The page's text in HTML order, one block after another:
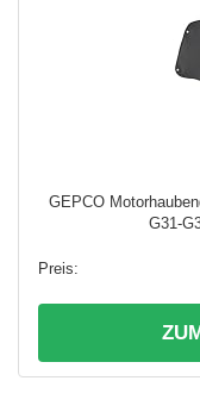
GEPCO
G31-